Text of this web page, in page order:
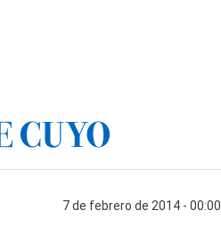
7 de febrero de 2014 - 00:00